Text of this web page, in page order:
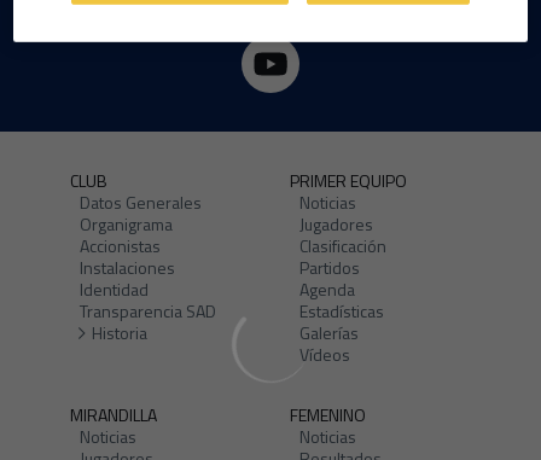
CLUB
Datos Generales
Organigrama
Accionistas
Instalaciones
Identidad
Transparencia SAD
Historia
PRIMER EQUIPO
Noticias
Jugadores
Clasificación
Partidos
Agenda
Estadísticas
Galerías
Vídeos
MIRANDILLA
Noticias
FEMENINO
Noticias